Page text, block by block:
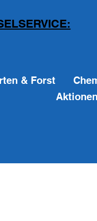
& Forst
Aktionen